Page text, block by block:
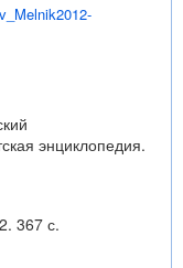
энциклопедия.
367 с.